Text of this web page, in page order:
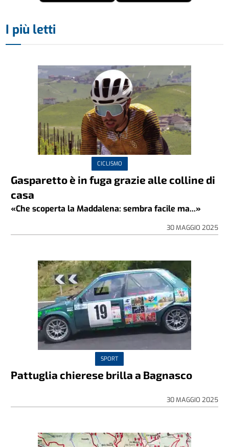
I più letti
CICLISMO
Gasparetto è in fuga grazie alle colline di
casa
«Che scoperta la Maddalena: sembra facile ma...»
30 MAGGIO 2025
SPORT
Pattuglia chierese brilla a Bagnasco
30 MAGGIO 2025